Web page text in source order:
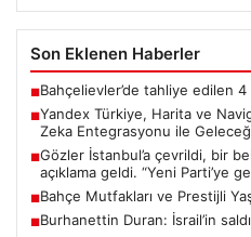
Son Eklenen Haberler
■Bahçelievler’de tahliye edilen
■Yandex Türkiye, Harita ve
Zeka Entegrasyonu ile
■Gözler İstanbul’a çevrildi, bir
açıklama geldi. “Yeni Parti’ye
■Bahçe Mutfakları ve Prestijli
■Burhanettin Duran: İsrail’in